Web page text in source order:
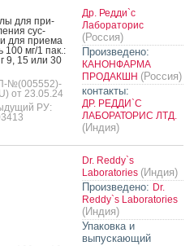
для при­
сус­
для при­ема
100 мг/1 пак.:
9, 15 или 30
№(005552)-
от 23.05.24
РУ:
Др. Редди`с
Лабораторис
(Россия)
Произведено:
КАНОНФАРМА
ПРОДАКШН (Россия)
контакты:
ДР. РЕДДИ`С
ЛАБОРАТОРИС ЛТД.
(Индия)
Dr. Reddy`s
Laboratories (Индия)
Произведено: Dr.
Reddy`s Laboratories
(Индия)
Упаковка и
выпускающий